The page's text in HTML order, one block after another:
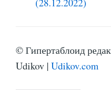
(28.12.2022)
© Гипертаблоид
Udikov | Udikov.com